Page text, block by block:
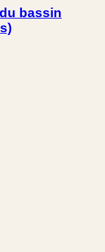
bassin